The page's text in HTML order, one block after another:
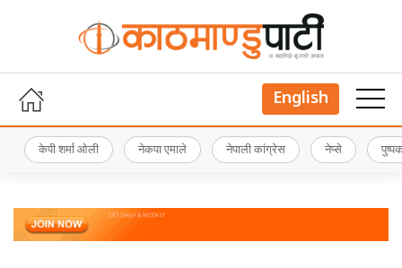
English
केपी शर्मा ओली नेकपा एमाले नेपाली कांग्रेस नेप्से